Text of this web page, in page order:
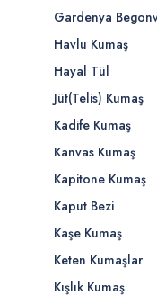
Gardenya
Havlu Kumaş
Hayal Tül
Jüt(Telis) Kumaş
Kadife Kumaş
Kanvas Kumaş
Kapitone Kumaş
Kaput Bezi
Kaşe Kumaş
Keten Kumaşlar
Kışlık Kumaş